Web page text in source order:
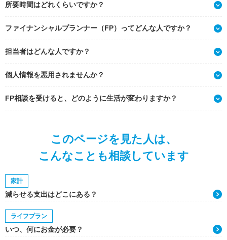
所要時間はどれくらいですか？
ファイナンシャルプランナー（FP）ってどんな人ですか？
担当者はどんな人ですか？
個人情報を悪用されませんか？
FP相談を受けると、どのように生活が変わりますか？
このページを見た人は、
こんなことも相談しています
家計
減らせる支出はどこにある？
ライフプラン
いつ、何にお金が必要？